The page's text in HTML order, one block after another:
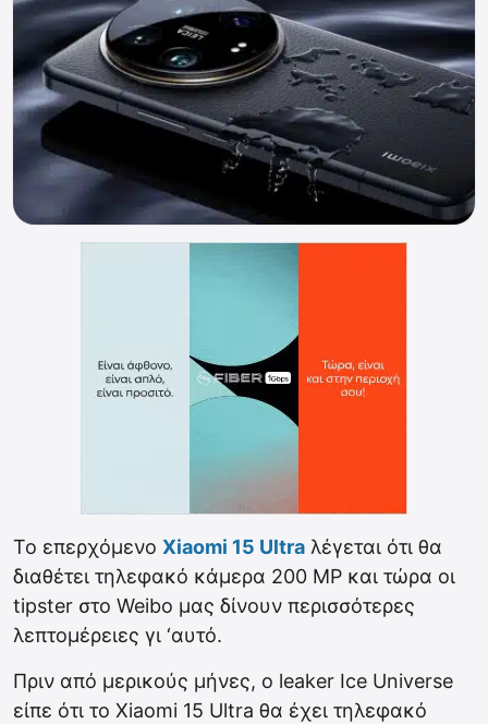
Το επερχόμενο Xiaomi 15 Ultra λέγεται ότι θα
διαθέτει τηλεφακό κάμερα 200 MP και τώρα οι
tipster στο Weibo μας δίνουν περισσότερες
λεπτομέρειες γι ‘αυτό.
Πριν από μερικούς μήνες, ο leaker Ice Universe
είπε ότι το Xiaomi 15 Ultra θα έχει τηλεφακό